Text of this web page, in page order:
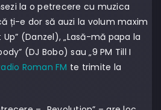
la o petrecere cu muzica
ți-e dor să auzi la volum maxim
(Danzel), „Lasă-mă papa la
(DJ Bobo) sau „9 PM Till I
Roman FM te trimite la